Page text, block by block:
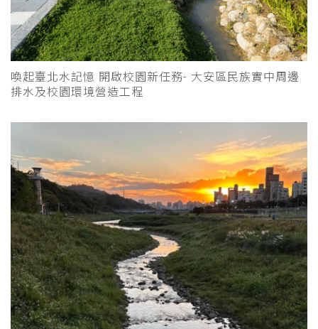
喚起臺北水記憶 開啟校園新任務- 大安區民族實中周邊
排水及校園環境營造工程